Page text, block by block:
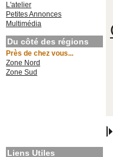
L'atelier
Petites Annonces
Multimédia
Du côté des régions
Près de chez vous...
Zone Nord
Zone Sud
Liens Utiles